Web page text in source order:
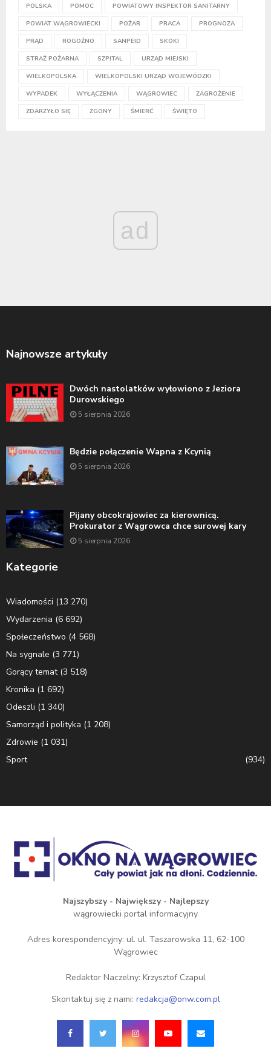
POLSKA POMOC POWIATOWY INSPEKTOR SANITARNY
POWIAT WĄGROWIECKI POŻAR PRACA PROGNOZA
PRĄD ROGOŹNO SANPEID SKOKI
STRAŻ POŻARNA SZPITAL URZĄD MIEJSKI
WIELKOPOLSKA WIELKOPOLSKI URZĄD WOJEWÓDZKI
WYPADEK WYŁĄCZENIA WĄGROWIEC ZAGROŻENIE
ZDARZYŁO SIĘ ZGONY ŚMIERĆ ŚWIĘTO
ad
Najnowsze artykuły
Dwóch nastolatków wyłowiono z Jeziora
Durowskiego
5 sierpnia 2026
Będzie połączenie Wapna z Kcynią
5 sierpnia 2026
Pijany obcokrajowiec za kierownicą.
Prokurator z Wągrowca chce surowej kary
5 sierpnia 2026
Kategorie
Wiadomości (13 270)
Wydarzenia (6 692)
Społeczeństwo (4 568)
Na sygnale (3 771)
Gorący temat(3 518)
Kronika (1 692)
Odeszli (1 340)
Samorząd i polityka (1 208)
Zdrowie (1 031)
Sport
(934)
Najszybszy - Największy - Najlepszy
wągrowiecki portal informacyjny
Adres korespondencyjny: ul. ul. Taszarowska 11, 62-100
Wągrowiec
Redaktor Naczelny: Krzysztof Czapul
Skontaktuj się z nami: redakcja@onw.com.pl